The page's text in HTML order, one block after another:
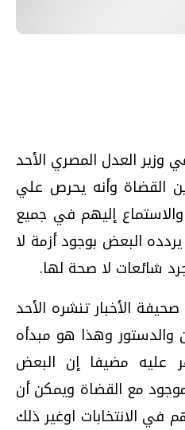
وزير العدل المصري الأحد
القضاة وأنه يحرص علي
إليهم في جميع
البعض بوجود أزمة لا
شائعات لا صحة لها.
الأخبار تنشره الأحد
والدستور وهذا هو مبدأه
عليه مضيفا إن البعض
مع القضاة ويمكن أن
في الانتخابات اوغير ذلك